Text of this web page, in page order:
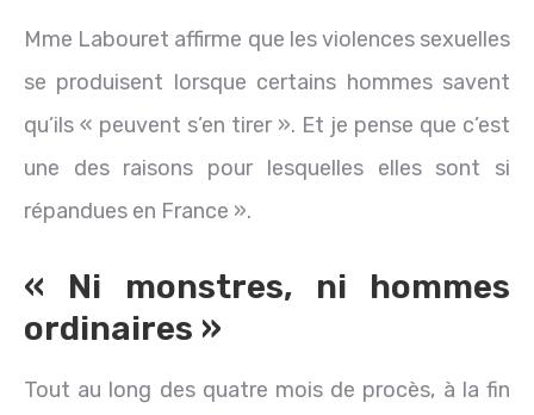
Mme Labouret affirme que les violences sexuelles
se produisent lorsque certains hommes savent
qu’ils « peuvent s’en tirer ». Et je pense que c’est
une des raisons pour lesquelles elles sont si
répandues en France ».
« Ni monstres, ni hommes
ordinaires »
Tout au long des quatre mois de procès, à la fin